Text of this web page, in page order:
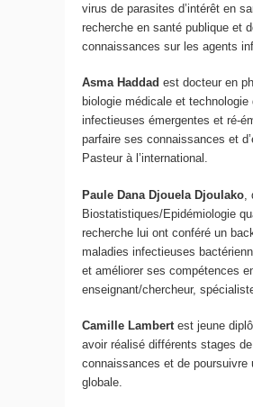
virus de parasites d’intérêt en
recherche en santé publique et
connaissances sur les agents
Asma Haddadest docteur en
biologie médicale et
infectieuses émergentes et ré-
parfaire ses connaissances et
Pasteur à l’international.
Paule Dana Djouela Djoulako
Biostatistiques/Epidémiologie
recherche lui ont conféré un
maladies infectieuses
et améliorer ses compétences
enseignant/chercheur,
Camille Lambertest jeune
avoir réalisé différents stages
connaissances et de poursuivre
globale.